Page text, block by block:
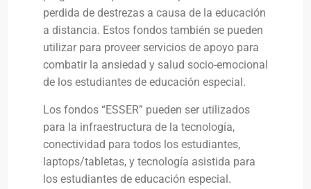
perdida de destrezas a causa de la educación
a distancia. Estos fondos también se pueden
utilizar para proveer servicios de apoyo para
combatir la ansiedad y salud socio-emocional
de los estudiantes de educación especial.
Los fondos “ESSER” pueden ser utilizados
para la infraestructura de la tecnología,
conectividad para todos los estudiantes,
laptops/tabletas, y tecnología asistida para
los estudiantes de educación especial.